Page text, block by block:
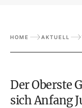
HOME AKTUELL
Der Oberste
sich Anfang